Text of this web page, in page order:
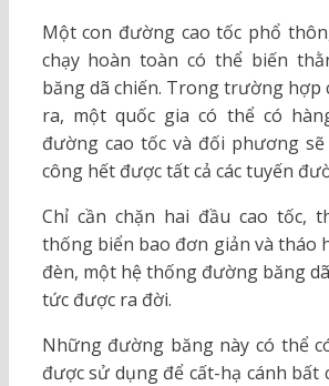
Một con đường cao tốc phổ
chạy hoàn toàn có thể biến
băng dã chiến. Trong trường hợp
ra, một quốc gia có thể có
đường cao tốc và đối phương
công hết được tất cả các tuyến
Chỉ cần chặn hai đầu cao tốc,
thống biển bao đơn giản và tháo
đèn, một hệ thống đường băng
tức được ra đời.
Những đường băng này có thể
được sử dụng để cất-hạ cánh bất